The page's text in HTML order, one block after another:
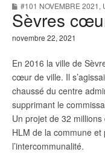
#101 NOVEMBRE 2021,
Sèvres
novembre 22, 2021
En 2016 la ville de
cœur de ville. Il
chaussé du centre
supprimant le
Un projet de 32
HLM de la commune
l’intercommunalité.